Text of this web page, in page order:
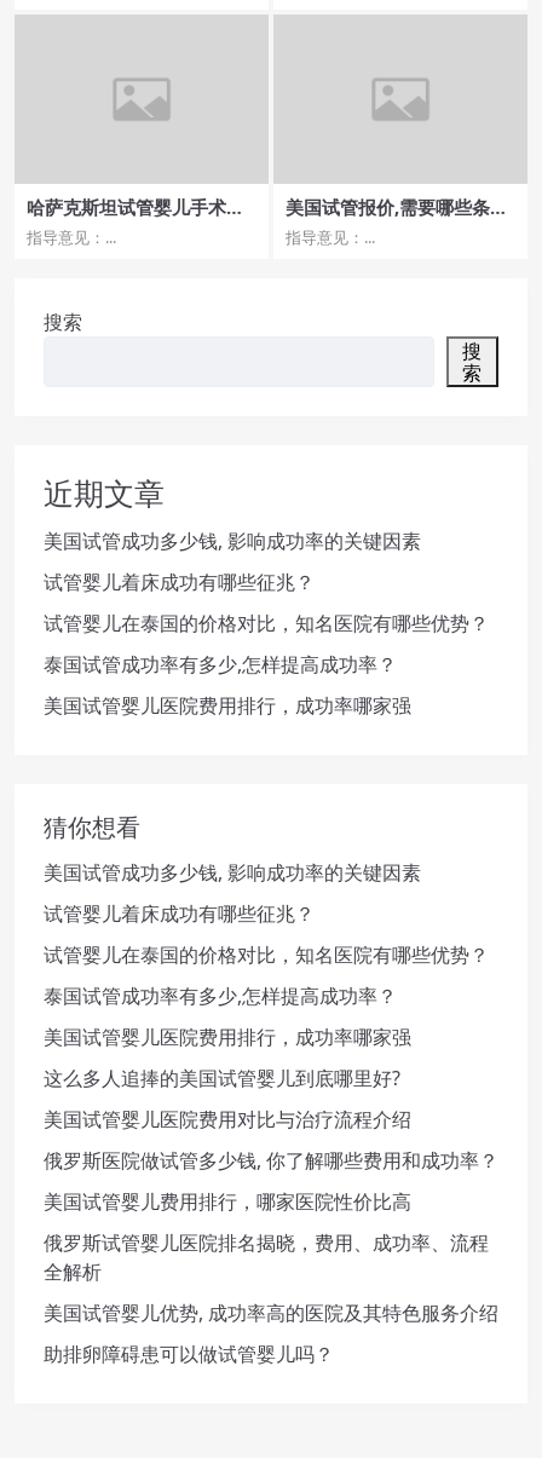
哈萨克斯坦试管婴儿手术条
件适宜人群解析
指导意见：...
美国试管报价,需要哪些条件
和准备？
指导意见：...
搜索
搜
索
近期文章
美国试管成功多少钱, 影响成功率的关键因素
试管婴儿着床成功有哪些征兆？
试管婴儿在泰国的价格对比，知名医院有哪些优势？
泰国试管成功率有多少,怎样提高成功率？
美国试管婴儿医院费用排行，成功率哪家强
猜你想看
美国试管成功多少钱, 影响成功率的关键因素
试管婴儿着床成功有哪些征兆？
试管婴儿在泰国的价格对比，知名医院有哪些优势？
泰国试管成功率有多少,怎样提高成功率？
美国试管婴儿医院费用排行，成功率哪家强
这么多人追捧的美国试管婴儿到底哪里好?
美国试管婴儿医院费用对比与治疗流程介绍
俄罗斯医院做试管多少钱, 你了解哪些费用和成功率？
美国试管婴儿费用排行，哪家医院性价比高
俄罗斯试管婴儿医院排名揭晓，费用、成功率、流程
全解析
美国试管婴儿优势, 成功率高的医院及其特色服务介绍
助排卵障碍患可以做试管婴儿吗？